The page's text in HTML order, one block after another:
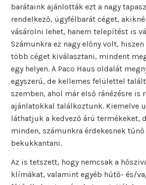
barátaink ajánlották ezt a nagy
rendelkező, ügyfélbarát céget,
vásárolni lehet, hanem telepítést is
Számunkra ez nagy előny volt,
több céget kiválasztani, mindent
egy helyen. A Paco Haus oldalát
egyszerű, de kellemes felülettel
szemben, ahol már első ránézésre is
ajánlatokkal találkoztunk. Kiemelve
láthatjuk a kedvező árú termékeket,
minden, számunkra érdekesnek
bekukkantani.
Az is tetszett, hogy nemcsak a
klímákat, valamint egyéb hűtő- és/